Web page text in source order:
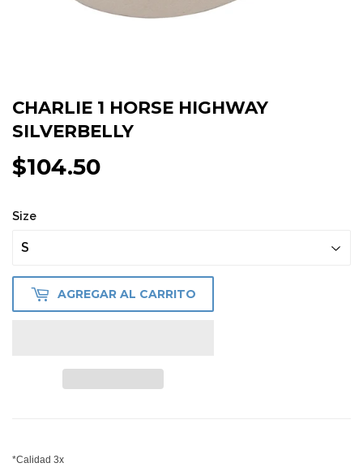
CHARLIE 1 HORSE HIGHWAY
SILVERBELLY
$104.50
Size
AGREGAR AL CARRITO
*Calidad 3x